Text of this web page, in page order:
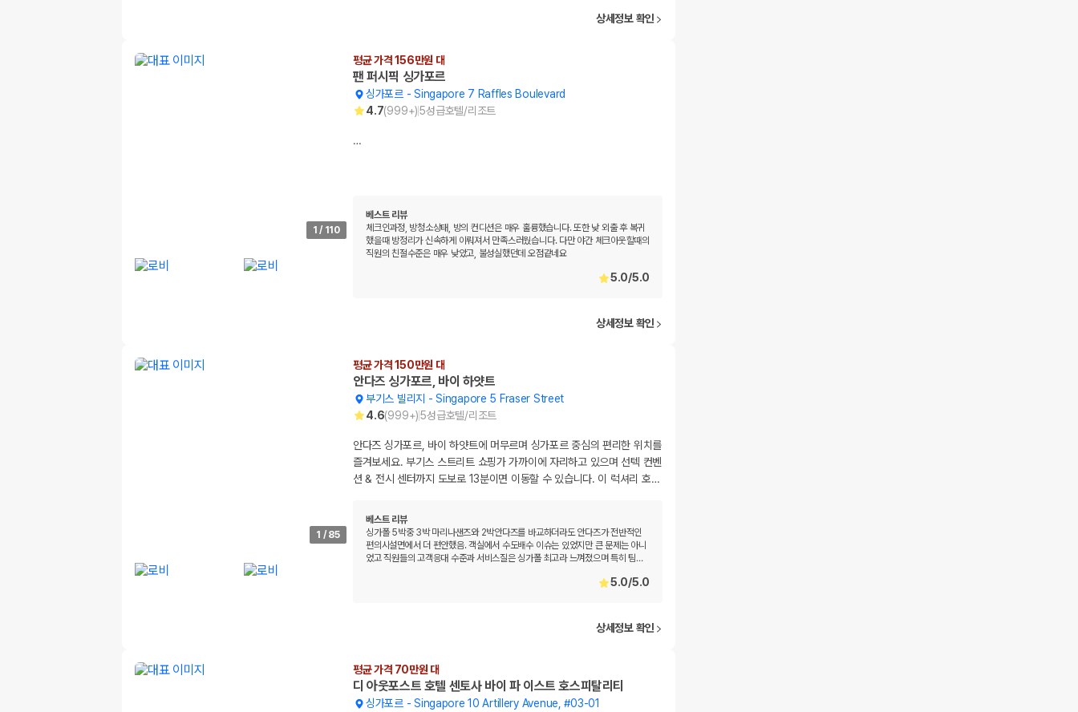
상세정보 확인
1 / 110
평균 가격 156만원 대
팬 퍼시픽 싱가포르
싱가포르 -Singapore 7 Raffles Boulevard
4.7(999+)5성급호텔/리조트
…
베스트 리뷰
체크인과정, 방청소상태, 방의 컨디션은 매우 훌륭했습니다. 또한 낮 외출 후 복귀
했을때 방정리가 신속하게 이뤄져서 만족스러웠습니다. 다만 야간 체크아웃할때의
직원의 친절수준은 매우 낮았고, 불성실했던데 오점같네요
5.0/5.0
상세정보 확인
1 / 85
평균 가격 150만원 대
안다즈 싱가포르, 바이 하얏트
부기스 빌리지 -Singapore 5 Fraser Street
4.6(999+)5성급호텔/리조트
안다즈 싱가포르, 바이 하얏트에 머무르며 싱가포르 중심의 편리한 위치를
즐겨보세요. 부기스 스트리트 쇼핑가 가까이에 자리하고 있으며 선텍 컨벤
션 & 전시 센터까지 도보로 13분이면 이동할 수 있습니다. 이 럭셔리 호…
베스트 리뷰
싱가폴 5박중 3박 마리나샌즈와 2박안다즈를 바교하더라도 안다즈가 전반적인
편의시설면에서 더 편안했음. 객실에서 수도배수 이슈는 있었지만 큰 문제는 아니
었고 직원들의 고객응대 수준과 서비스질은 싱가폴 최고라 느껴졌으며 특히 팀…
5.0/5.0
상세정보 확인
평균 가격 70만원 대
디 아웃포스트 호텔 센토사 바이 파 이스트 호스피탈리티
싱가포르 -Singapore 10 Artillery Avenue, #03-01